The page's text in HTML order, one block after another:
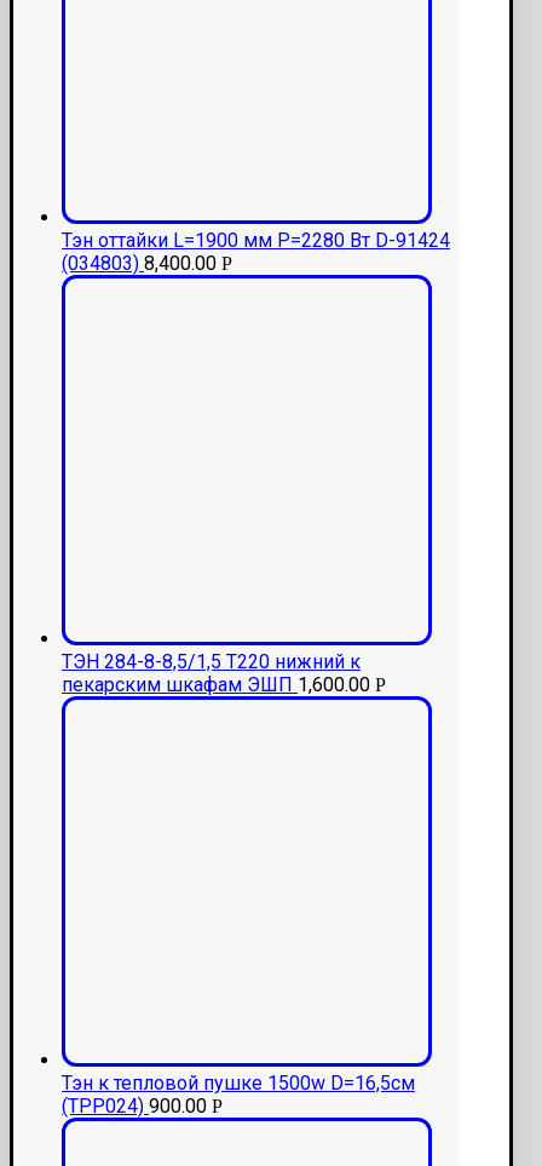
Тэн оттайки L=1900 мм P=2280 Вт D-91424
(034803) 8,400.00 Р
ТЭН 284-8-8,5/1,5 Т220 нижний к
пекарским шкафам ЭШП 1,600.00 Р
Тэн к тепловой пушке 1500w D=16,5см
(ТРР024) 900.00 Р